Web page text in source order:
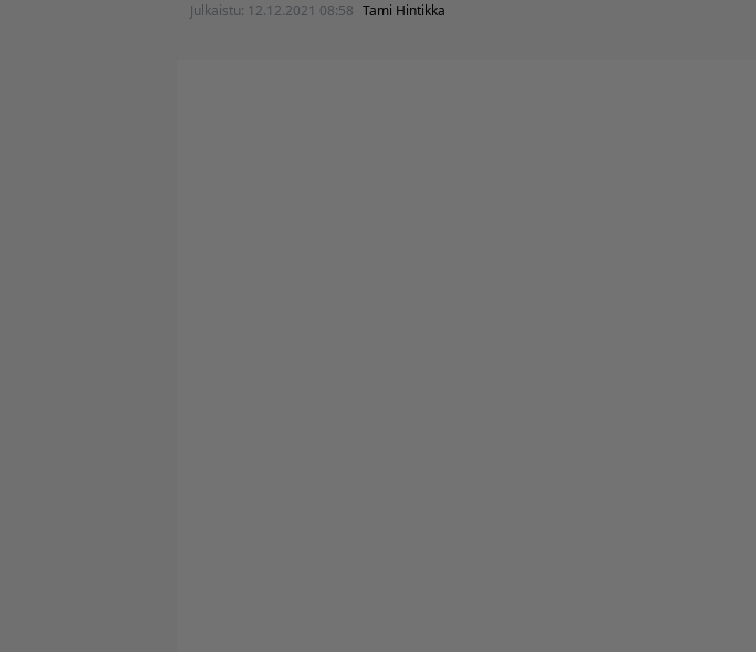
Julkaistu: 12.12.2021 08:58 Tami Hintikka